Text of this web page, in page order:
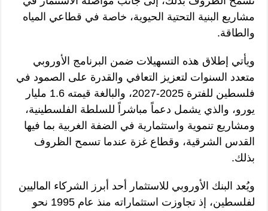
مشاريع البنية التحتية الحيوية، خاصة في قطاعي المياه
والطاقة.
ويأتي إطلاق هذه التسهيلات ضمن البرنامج الأوروبي
متعدد السنوات لتعزيز التعافي والقدرة على الصمود في
فلسطين للفترة 2025-2027، والبالغة قيمته 1.6 مليار
يورو، والذي يشمل دعماً مباشراً للسلطة الفلسطينية،
ومشاريع تنموية واستثمارية في الضفة الغربية بما فيها
القدس الشرقية، وقطاع غزة عندما تسمح الظروف
بذلك.
ويُعد البنك الأوروبي للاستثمار أحد أبرز الشركاء الماليين
لفلسطين، إذ تجاوزت استثماراته منذ عام 1995 نحو